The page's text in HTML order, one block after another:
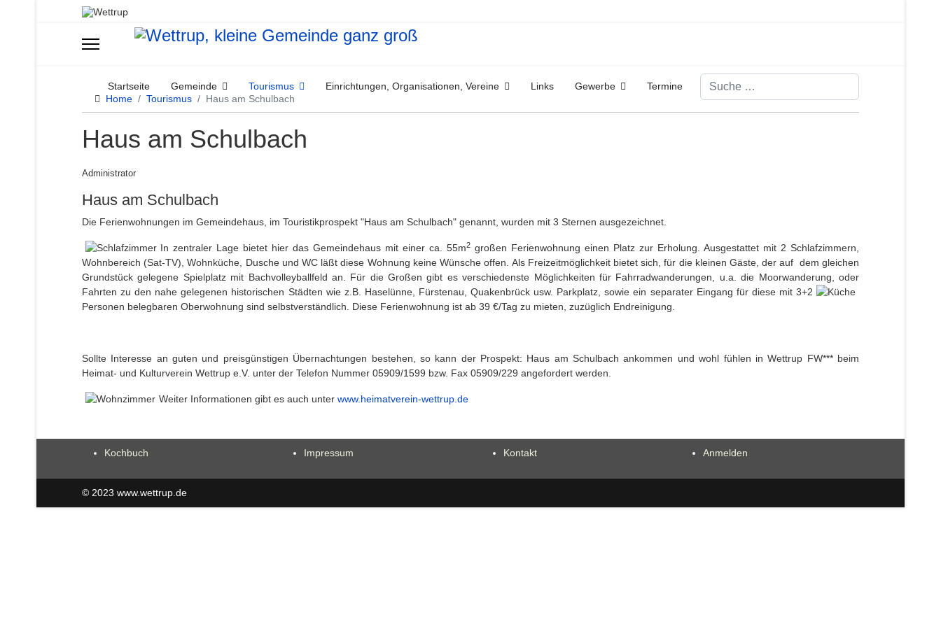
Startseite Gemeinde Tourismus Einrichtungen, Organisationen, Vereine Links Gewerbe Termine
Suchen
Home
Tourismus Haus am Schulbach
Haus am Schulbach
Administrator
Haus am Schulbach
Die Ferienwohnungen im Gemeindehaus, im Touristikprospekt "Haus am Schulbach" genannt, wurden mit 3 Sternen ausgezeichnet.
In zentraler Lage bietet hier das Gemeindehaus mit einer ca. 55m2 großen Ferienwohnung einen Platz zur Erholung. Ausgestattet mit 2 Schlafzimmern,
Wohnbereich (Sat-TV), Wohnküche, Dusche und WC läßt diese Wohnung keine Wünsche offen. Als Freizeitmöglichkeit bietet sich, für die kleinen Gäste, der auf dem gleichen
Grundstück gelegene Spielplatz mit Bachvolleyballfeld an. Für die Großen gibt es verschiedenste Möglichkeiten für Fahrradwanderungen, u.a. die Moorwanderung, oder
Fahrten zu den nahe gelegenen historischen Städten wie z.B. Haselünne, Fürstenau, Quakenbrück usw. Parkplatz, sowie ein separater Eingang für diese mit 3+2
Personen belegbaren Oberwohnung sind selbstverständlich. Diese Ferienwohnung ist ab 39 €/Tag zu mieten, zuzüglich Endreinigung.
Sollte Interesse an guten und preisgünstigen Übernachtungen bestehen, so kann der Prospekt: Haus am Schulbach ankommen und wohl fühlen in Wettrup FW*** beim
Heimat- und Kulturverein Wettrup e.V. unter der Telefon Nummer 05909/1599 bzw. Fax 05909/229 angefordert werden.
Weiter Informationen gibt es auch unter www.heimatverein-wettrup.de
Kochbuch Impressum Kontakt Anmelden
© 2023 www.wettrup.de